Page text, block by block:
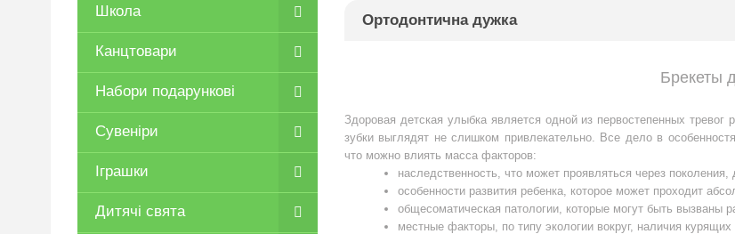
Ортодонтична дужка
Брекеты
Здоровая детская улыбка является одной из первостепенных
зубки выглядят не слишком привлекательно. Все дело в
что можно влиять масса факторов:
наследственность, что может проявляться через
особенности развития ребенка, которое может проходит
общесоматическая патологии, которые могут быть вызваны
местные факторы, по типу экологии вокруг, наличия
Школа
Канцтовари
Набори подарункові
Сувеніри
Іграшки
Дитячі свята